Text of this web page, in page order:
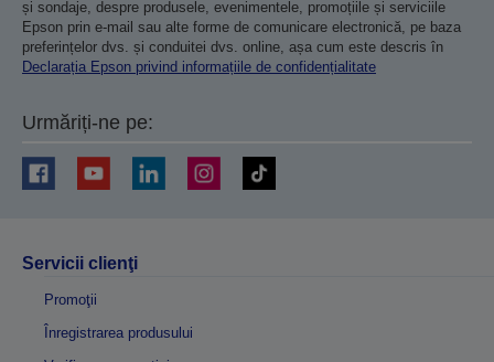
și sondaje, despre produsele, evenimentele, promoțiile și serviciile
Epson prin e-mail sau alte forme de comunicare electronică, pe baza
preferințelor dvs. și conduitei dvs. online, așa cum este descris în
Declarația Epson privind informațiile de confidențialitate
Urmăriți-ne pe:
Servicii clienţi
Promoţii
Înregistrarea produsului